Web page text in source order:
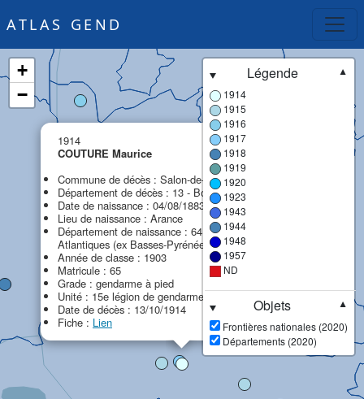
ATLAS GEND
1914
COUTURE Maurice
Commune de décès : Salon-de-Provence
Département de décès : 13 - Bouches-du-Rhône
Date de naissance : 04/08/1883
Lieu de naissance : Arance
Département de naissance : 64 - Pyrénées-
Atlantiques (ex Basses-Pyrénées)
Année de classe : 1903
Matricule : 65
Grade : gendarme à pied
Unité : 15e légion de gendarmerie (15e LG)
Date de décès : 13/10/1914
Fiche : Lien
+
−
Légende
▼
1914
1915
1916
1917
1918
1919
1920
1923
1943
1944
1948
1957
ND
Objets
▼
Frontières nationales (2020)
Départements (2020)